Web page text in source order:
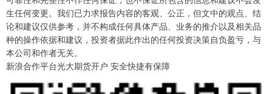
生任何变更。我们已力求报告内容的客观、公正，但文中的观点、结
论和建议仅供参考，并不构成任何具体产品、业务的推介以及相关品
种的操作依据和建议，投资者据此作出的任何投资决策自负盈亏，与
本公司和作者无关。
新浪合作平台光大期货开户 安全快捷有保障